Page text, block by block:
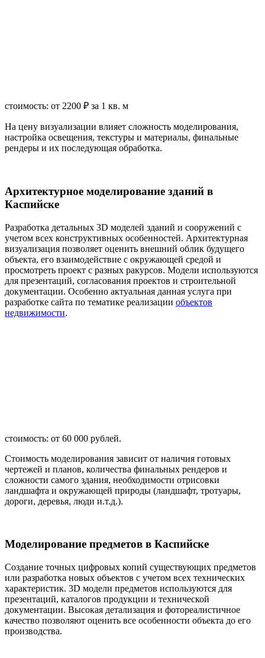
стоимость: от 2200 ₽ за 1 кв. м
На цену визуализации влияет сложность моделирования,
настройка освещения, текстуры и материалы, финальные
рендеры и их последующая обработка.
Архитектурное моделирование зданий в
Каспийске
Разработка детальных 3D моделей зданий и сооружений с
учетом всех конструктивных особенностей. Архитектурная
визуализация позволяет оценить внешний облик будущего
объекта, его взаимодействие с окружающей средой и
просмотреть проект с разных ракурсов. Модели используются
для презентаций, согласования проектов и строительной
документации. Особенно актуальная данная услуга при
разработке сайта по тематике реализации объектов
недвижимости.
стоимость: от 60 000 рублей.
Стоимость моделирования зависит от наличия готовых
чертежей и планов, количества финальных рендеров и
сложности самого здания, необходимости отрисовки
ландшафта и окружающей природы (ландшафт, тротуары,
дороги, деревья, люди и.т.д.).
Моделирование предметов в Каспийске
Создание точных цифровых копий существующих предметов
или разработка новых объектов с учетом всех технических
характеристик. 3D модели предметов используются для
презентаций, каталогов продукции и технической
документации. Высокая детализация и фотореалистичное
качество позволяют оценить все особенности объекта до его
производства.